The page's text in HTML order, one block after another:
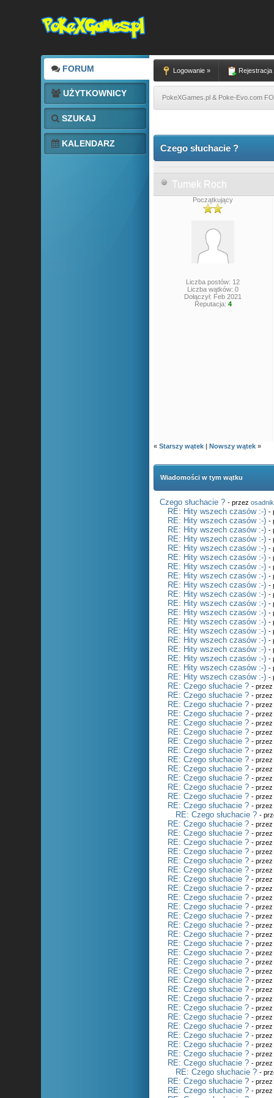
FORUM
UŻYTKOWNICY
SZUKAJ
KALENDARZ
Logowanie » Rejestracja
PokeXGames.pl & Poke-Evo.com
7 głosów - średnia: 3.43
1
2
3
4
5
Czego słuchacie ?
Tumek Roch
Początkujący
Liczba postów: 12
Liczba wątków: 0
Dołączył: Feb 2021
Reputacja: 4
«Starszy wątek |Nowszy wątek »
Wiadomości w tym wątku
Czego słuchacie ? - przezosadnik
RE: Hity wszech czasów :-) -
RE: Hity wszech czasów :-) -
RE: Hity wszech czasów :-) -
RE: Hity wszech czasów :-) -
RE: Hity wszech czasów :-) -
RE: Hity wszech czasów :-) -
RE: Hity wszech czasów :-) -
RE: Hity wszech czasów :-) -
RE: Hity wszech czasów :-) -
RE: Hity wszech czasów :-) -
RE: Hity wszech czasów :-) -
RE: Hity wszech czasów :-) -
RE: Hity wszech czasów :-) -
RE: Hity wszech czasów :-) -
RE: Hity wszech czasów :-) -
RE: Hity wszech czasów :-) -
RE: Hity wszech czasów :-) -
RE: Hity wszech czasów :-) -
RE: Hity wszech czasów :-) -
RE: Czego słuchacie ? -
RE: Czego słuchacie ? - przez
RE: Czego słuchacie ? -
RE: Czego słuchacie ? -
RE: Czego słuchacie ? -
RE: Czego słuchacie ? - przez
RE: Czego słuchacie ? -
RE: Czego słuchacie ? - przez
RE: Czego słuchacie ? -
RE: Czego słuchacie ? -
RE: Czego słuchacie ? - przez
RE: Czego słuchacie ? -
RE: Czego słuchacie ? - przez
RE: Czego słuchacie ? -
RE: Czego słuchacie ? -
RE: Czego słuchacie ? -
RE: Czego słuchacie ? - przez
RE: Czego słuchacie ? -
RE: Czego słuchacie ? -
RE: Czego słuchacie ? -
RE: Czego słuchacie ? - przez
RE: Czego słuchacie ? -
RE: Czego słuchacie ? - przez
RE: Czego słuchacie ? - przez
RE: Czego słuchacie ? -
RE: Czego słuchacie ? -
RE: Czego słuchacie ? -
RE: Czego słuchacie ? -
RE: Czego słuchacie ? -
RE: Czego słuchacie ? -
RE: Czego słuchacie ? - przez
RE: Czego słuchacie ? - przez
RE: Czego słuchacie ? -
RE: Czego słuchacie ? -
RE: Czego słuchacie ? - przez
RE: Czego słuchacie ? -
RE: Czego słuchacie ? -
RE: Czego słuchacie ? -
RE: Czego słuchacie ? -
RE: Czego słuchacie ? -
RE: Czego słuchacie ? - przez
RE: Czego słuchacie ? -
RE: Czego słuchacie ? -
RE: Czego słuchacie ? -
RE: Czego słuchacie ? - przez